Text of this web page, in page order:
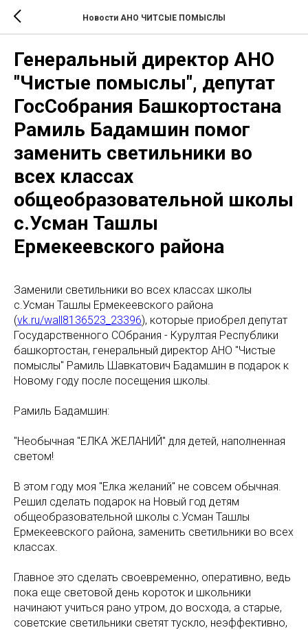
Новости АНО ЧИТСЫЕ ПОМЫСЛЫ
Генеральный директор АНО
"Чистые помыслы", депутат
ГосСобрания Башкортостана
Рамиль Бадамшин помог
заменить светильники во
всех классах
общеобразовательной школы
с.Усман Ташлы
Ермекеевского района
Заменили светильники во всех классах школы
с.Усман Ташлы Ермекеевского района
(vk.ru/wall8136523_23396), которые приобрел депутат
Государственного СОбрания - Курултая Республики
башкортостан, генеральный директор АНО "Чистые
помыслы" Рамиль Шавкатович Бадамшин в подарок к
Новому году после посещения школы.
Рамиль Бадамшин:
"Необычная "ЕЛКА ЖЕЛАНИЙ" для детей, наполненная
светом!
В этом году моя "Елка желаний" не совсем обычная.
Решил сделать подарок на Новый год детям
общеобразовательной школы с.Усман Ташлы
Ермекеевского района, заменить светильники во всех
классах.
Главное это сделать своевременно, оперативно, ведь
пока еще световой день короток и школьники
начинают учиться рано утром, до восхода, а старые,
советские светильники светят тускло, неэффективно,